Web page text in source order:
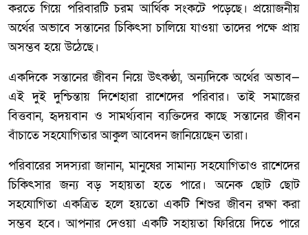
করতে গিয়ে পরিবারটি চরম আর্থিক সংকটে পড়েছে। প্রয়োজনীয়
অর্থের অভাবে সন্তানের চিকিৎসা চালিয়ে যাওয়া তাদের পক্ষে প্রায়
অসম্ভব হয়ে উঠেছে।
একদিকে সন্তানের জীবন নিয়ে উৎকণ্ঠা, অন্যদিকে অর্থের অভাব—
এই দুই দুশ্চিন্তায় দিশেহারা রাশেদের পরিবার। তাই সমাজের
বিত্তবান, হৃদয়বান ও সামর্থ্যবান ব্যক্তিদের কাছে সন্তানের জীবন
বাঁচাতে সহযোগিতার আকুল আবেদন জানিয়েছেন তারা।
পরিবারের সদস্যরা জানান, মানুষের সামান্য সহযোগিতাও রাশেদের
চিকিৎসার জন্য বড় সহায়তা হতে পারে। অনেক ছোট ছোট
সহযোগিতা একত্রিত হলে হয়তো একটি শিশুর জীবন রক্ষা করা
সম্ভব হবে। আপনার দেওয়া একটি সহায়তা ফিরিয়ে দিতে পারে